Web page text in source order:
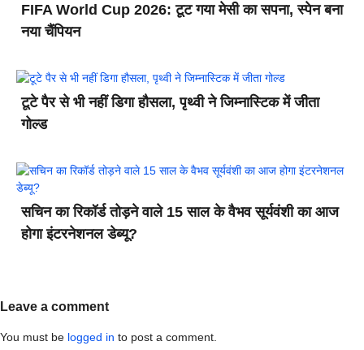
FIFA World Cup 2026: टूट गया मेसी का सपना, स्पेन बना
नया चैंपियन
टूटे पैर से भी नहीं डिगा हौसला, पृथ्वी ने जिम्नास्टिक में जीता
गोल्ड
सचिन का रिकॉर्ड तोड़ने वाले 15 साल के वैभव सूर्यवंशी का आज
होगा इंटरनेशनल डेब्यू?
Leave a comment
You must be logged in to post a comment.